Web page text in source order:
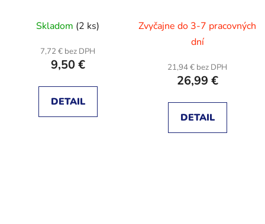
Skladom (2 ks)
7,72 € bez DPH
9,50 €
DETAIL
Zvyčajne do 3-7 pracovných
dní
21,94 € bez DPH
26,99 €
DETAIL